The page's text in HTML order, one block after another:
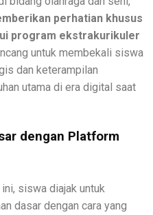
perhatian khusus
program ekstrakurikuler
untuk membekali siswa
dan keterampilan
utama di era digital saat
dengan Platform
siswa diajak untuk
dasar dengan cara yang